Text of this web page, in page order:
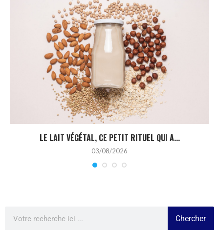
LE LAIT VÉGÉTAL, CE PETIT RITUEL QUI A...
03/08/2026
Chercher